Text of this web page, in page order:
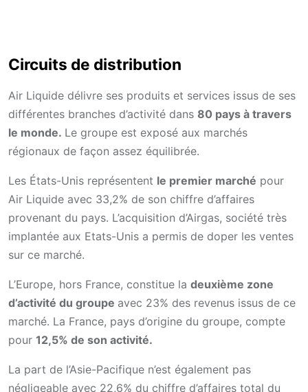
Circuits de distribution
Air Liquide délivre ses produits et services issus de ses
différentes branches d’activité dans 80 pays à travers
le monde. Le groupe est exposé aux marchés
régionaux de façon assez équilibrée.
Les États-Unis représentent le premier marché pour
Air Liquide avec 33,2% de son chiffre d’affaires
provenant du pays. L’acquisition d’Airgas, société très
implantée aux Etats-Unis a permis de doper les ventes
sur ce marché.
L’Europe, hors France, constitue la deuxième zone
d’activité du groupe avec 23% des revenus issus de ce
marché. La France, pays d’origine du groupe, compte
pour 12,5% de son activité.
La part de l’Asie-Pacifique n’est également pas
négligeable avec 22,6% du chiffre d’affaires total du